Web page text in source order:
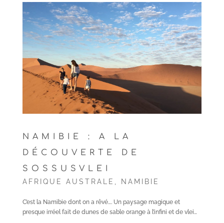
NAMIBIE : A LA
DÉCOUVERTE DE
SOSSUSVLEI
AFRIQUE AUSTRALE NAMIBIE
C’est la Namibie dont on a rêvé…. Un paysage magique et
presque irréel fait de dunes de sable orange à l’infini et de vlei…